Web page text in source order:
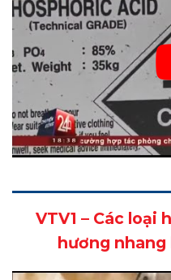
VTV1 – Các loại
hương